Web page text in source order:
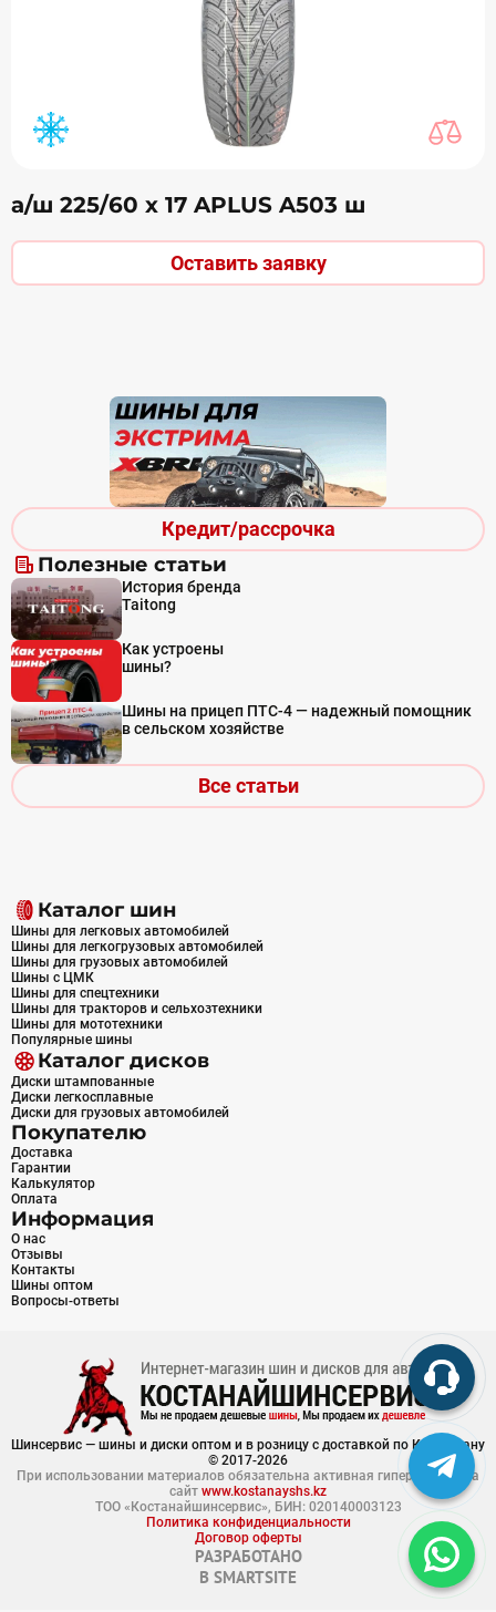
Кредит/рассрочка
Полезные статьи
История бренда
Taitong
Как устроены
шины?
Шины на прицеп ПТС-4 — надежный помощник
в сельском хозяйстве
Все статьи
а/ш 225/60 х 17 APLUS A503 ш
Оставить заявку
Каталог шин
Шины для легковых автомобилей
Шины для легкогрузовых автомобилей
Шины для грузовых автомобилей
Шины с ЦМК
Шины для спецтехники
Шины для тракторов и сельхозтехники
Шины для мототехники
Популярные шины
Каталог дисков
Диски штампованные
Диски легкосплавные
Диски для грузовых автомобилей
Покупателю
Доставка
Гарантии
Калькулятор
Оплата
Информация
О нас
Отзывы
Контакты
Шины оптом
Вопросы-ответы
Шинсервис — шины и диски оптом и в розницу с доставкой по Казахстану
© 2017-2026
При использовании материалов обязательна активная гиперссылка на
сайт www.kostanayshs.kz
ТОО «Костанайшинсервис», БИН: 020140003123
Политика конфиденциальности
Договор оферты
РАЗРАБОТАНО
В SMARTSITE